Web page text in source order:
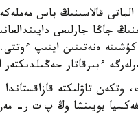
قالاسىنىڭ باس
ەنەتىنىن ايتىپ
ءبىرقاتار جەڭىلدىكتەر
وتكەن تاۋلىكتە قازاقستاندا